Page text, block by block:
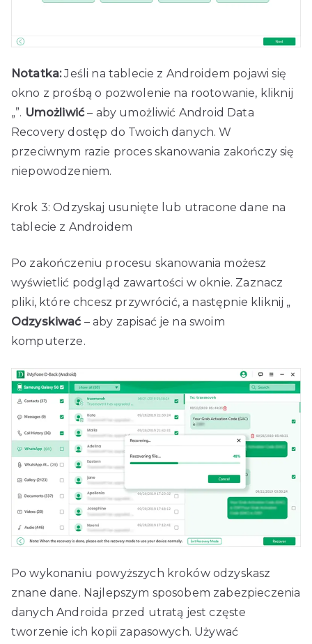
Notatka:Jeśli na tablecie z Androidem pojawi się
okno z prośbą o pozwolenie na rootowanie, kliknij
„”. Umożliwić – aby umożliwić Android Data
Recovery dostęp do Twoich danych. W
przeciwnym razie proces skanowania zakończy się
niepowodzeniem.
Krok 3: Odzyskaj usunięte lub utracone dane na
tablecie z Androidem
Po zakończeniu procesu skanowania możesz
wyświetlić podgląd zawartości w oknie. Zaznacz
pliki, które chcesz przywrócić, a następnie kliknij „
Odzyskiwać – aby zapisać je na swoim
komputerze.
Po wykonaniu powyższych kroków odzyskasz
znane dane. Najlepszym sposobem zabezpieczenia
danych Androida przed utratą jest częste
tworzenie ich kopii zapasowych. Używać